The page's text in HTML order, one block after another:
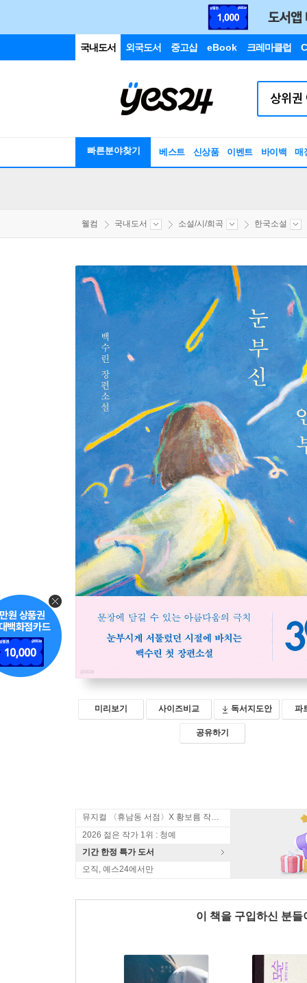
국내도서 외국도서 중고샵 eBook 크레마클럽
빠른분야찾기 베스트 신상품 이벤트 바이백 매
웰컴 국내도서 소설/시/희곡 한국소설
미리보기 사이즈비교 독서지도안 파
공유하기
뮤지컬 〈휴남동 서점〉X 황보름 작가 북토크
2026 젊은 작가 1위 : 청예
기간 한정 특가 도서
오직, 예스24에서만
이 책을 구입하신 분